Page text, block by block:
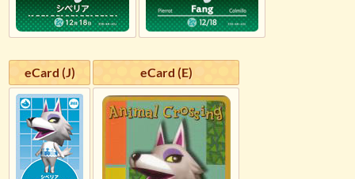
eCard (J) eCard (E)